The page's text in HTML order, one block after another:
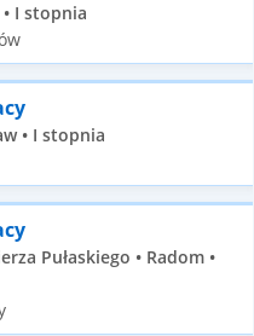
I stopnia
• I stopnia
Pułaskiego • Radom •